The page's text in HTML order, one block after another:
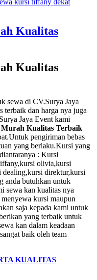
Kualitas
Kualitas
sewa di CV.Surya Jaya
terbaik dan harga nya juga
Jaya Event kami
Kualitas Terbaik
pengiriman bebas
yang berlaku.Kursi yang
: Kursi
olivia,kursi
direktur,kursi
anda butuhkan untuk
sewa kan kualitas nya
kursi maupun
saja kepada kami untuk
yang terbaik untuk
kan dalam keadaan
baik oleh team
KUALITAS